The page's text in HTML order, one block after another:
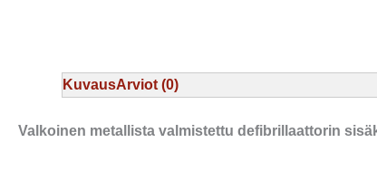
KuvausArviot (0)
Valkoinen metallista valmistettu defibrillaattorin